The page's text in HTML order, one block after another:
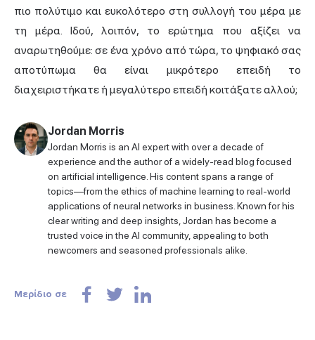
πιο πολύτιμο και ευκολότερο στη συλλογή του μέρα με
τη μέρα. Ιδού, λοιπόν, το ερώτημα που αξίζει να
αναρωτηθούμε: σε ένα χρόνο από τώρα, το ψηφιακό σας
αποτύπωμα θα είναι μικρότερο επειδή το
διαχειριστήκατε ή μεγαλύτερο επειδή κοιτάξατε αλλού;
Jordan Morris
Jordan Morris is an AI expert with over a decade of
experience and the author of a widely-read blog focused
on artificial intelligence. His content spans a range of
topics—from the ethics of machine learning to real-world
applications of neural networks in business. Known for his
clear writing and deep insights, Jordan has become a
trusted voice in the AI community, appealing to both
newcomers and seasoned professionals alike.
Μερίδιο σε